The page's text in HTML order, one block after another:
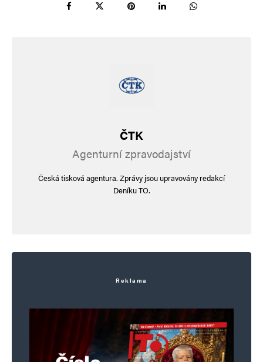
ČTK
Agenturní zpravodajství
Česká tisková agentura. Zprávy jsou upravovány redakcí
Deníku TO.
Reklama